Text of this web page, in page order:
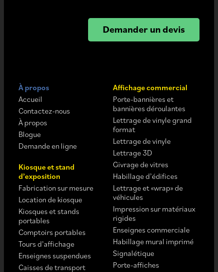
Demander un devis
À propos
Accueil
Contactez-nous
À propos
Blogue
Demande en ligne
Kiosque et stand
d’exposition
Fabrication sur mesure
Location de kiosque
Kiosques et stands
portables
Comptoirs portables
Tours d’affichage
Enseignes suspendues
Caisses de transport
Affichage commercial
Porte-bannières et
bannières déroulantes
Lettrage de vinyle grand
format
Lettrage de vinyle
Lettrage 3D
Givrage de vitres
Habillage d’édifices
Lettrage et «wrap» de
véhicules
Impression sur matériaux
rigides
Enseignes commerciale
Habillage mural imprimé
Signalétique
Porte-affiches